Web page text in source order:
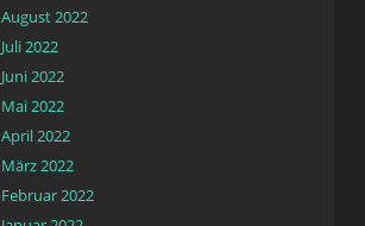
August 2022
Juli 2022
Juni 2022
Mai 2022
April 2022
März 2022
Februar 2022